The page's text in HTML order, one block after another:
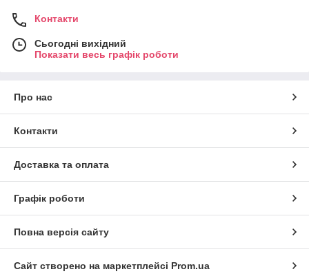
Контакти
Сьогодні вихідний
Показати весь графік роботи
Про нас
Контакти
Доставка та оплата
Графік роботи
Повна версія сайту
Сайт створено на маркетплейсі Prom.ua